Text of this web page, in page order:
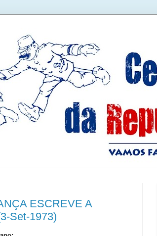
ESCREVE A
Set-1973)